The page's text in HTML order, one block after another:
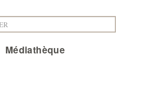
Médiathèque